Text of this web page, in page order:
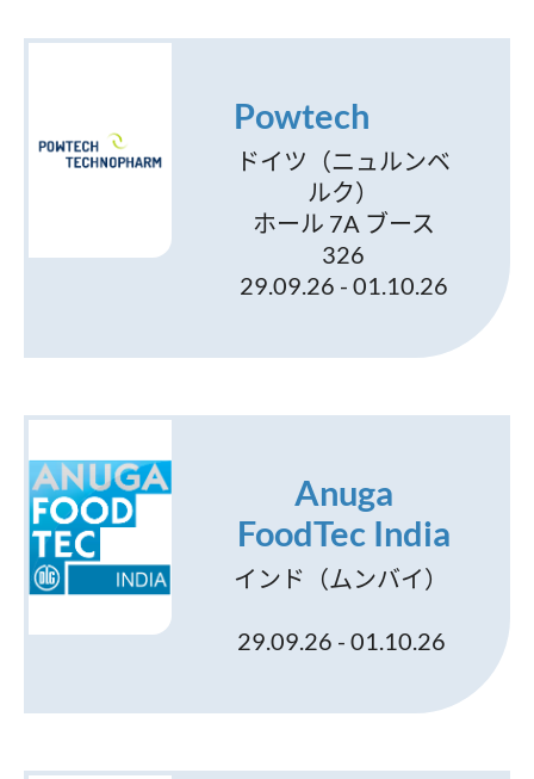
Powtech
ドイツ（ニュルンベ
ルク）
ホール 7A ブース
326
29.09.26 - 01.10.26
Anuga
FoodTec India
インド（ムンバイ）
29.09.26 - 01.10.26